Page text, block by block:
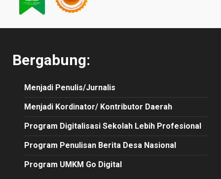
Bergabung:
Menjadi Penulis/Jurnalis
Menjadi Kordinator/ Kontributor Daerah
Program Digitalisasi Sekolah Lebih Profesional
Program Penulisan Berita Desa Nasional
Program UMKM Go Digital